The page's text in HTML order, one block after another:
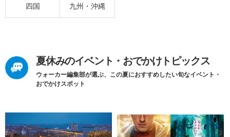
四国 九州・沖縄
夏休みのイベント・おでかけトピックス
ウォーカー編集部が選ぶ、この夏におすすめしたい旬なイベント・
おでかけスポット